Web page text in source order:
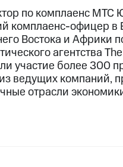
по комплаенс
комплаенс-офицер в
Востока и Африки
агентства
участие более 300
ведущих компаний,
отрасли